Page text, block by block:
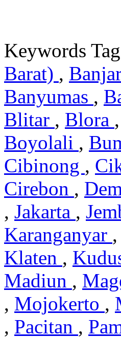
Keywords
Barat) ,
Banyumas ,
Blitar , Blora ,
Boyolali ,
Cibinong ,
Cirebon ,
, Jakarta ,
Karanganyar ,
Klaten ,
Madiun ,
, Mojokerto ,
, Pacitan ,